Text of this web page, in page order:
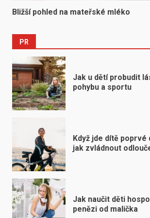
Bližší pohled na mateřské mléko
PR
Jak u dětí probudit
pohybu a sportu
Když jde dítě poprvé
jak zvládnout
Jak naučit děti
penězi od malička